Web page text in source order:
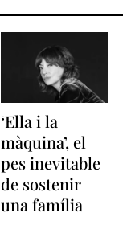
‘Ella i la
màquina’, el
pes inevitable
de sostenir
una família